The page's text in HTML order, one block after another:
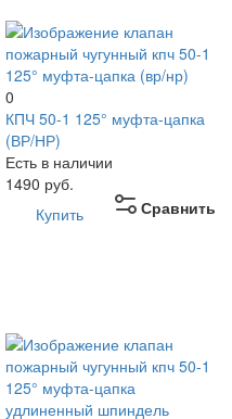
0
КПЧ 50-1 125° муфта-цапка
(ВР/НР)
Есть в наличии
1490 руб.
Сравнить
Купить